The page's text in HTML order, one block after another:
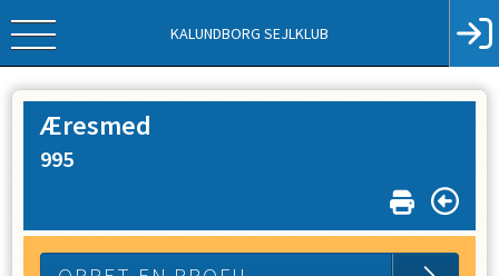
KALUNDBORG SEJLKLUB
Æresmed
995